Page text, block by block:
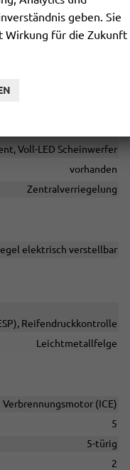
Notrufsystem
hinten, Rückfahrkamera
Voll-LED Scheinwerfer
vorhanden
Zentralverriegelung
elektrisch verstellbar
Reifendruckkontrolle
Leichtmetallfelge
Verbrennungsmotor (ICE)
5
5-türig
2
geben. Sie
Wirkung für die Zukunft